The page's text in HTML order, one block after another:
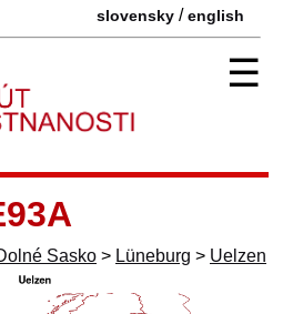
slovensky /english
☰
Sasko > Lüneburg > Uelzen